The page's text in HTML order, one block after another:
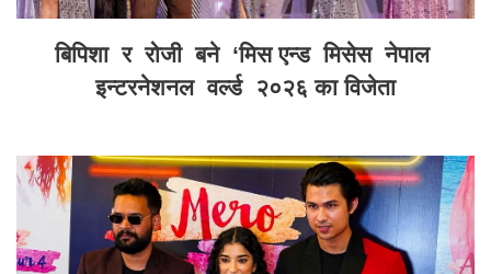
बिपिशा र रोजी बने ‘मिस एन्ड मिसेस नेपाल
इन्टरनेशनल वर्ल्ड २०२६ का विजेता